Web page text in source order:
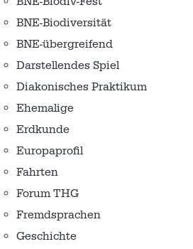
BNE-Biodiversität
BNE-übergreifend
Darstellendes Spiel
Diakonisches Praktikum
Ehemalige
Erdkunde
Europaprofil
Fahrten
Forum THG
Fremdsprachen
Geschichte